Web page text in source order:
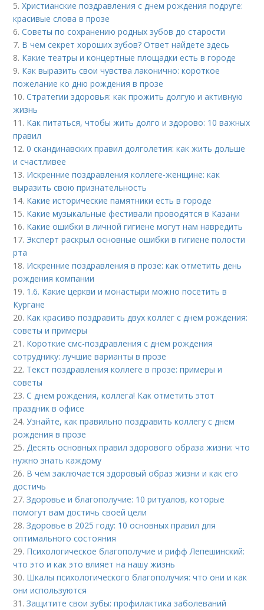
5.Христианские поздравления с днем рождения подруге:
красивые слова в прозе
6.Советы по сохранению родных зубов до старости
7. В чем секрет хороших зубов? Ответ найдете здесь
8. Какие театры и концертные площадки есть в городе
9. Как выразить свои чувства лаконично: короткое
пожелание ко дню рождения в прозе
10.Стратегии здоровья: как прожить долгую и активную
жизнь
11. Как питаться, чтобы жить долго и здорово: 10 важных
правил
12.0 скандинавских правил долголетия: как жить дольше
и счастливее
13. Искренние поздравления коллеге-женщине: как
выразить свою признательность
14. Какие исторические памятники есть в городе
15. Какие музыкальные фестивали проводятся в Казани
16. Какие ошибки в личной гигиене могут нам навредить
17. Эксперт раскрыл основные ошибки в гигиене полости
рта
18. Искренние поздравления в прозе: как отметить день
рождения компании
19. 1.6. Какие церкви и монастыри можно посетить в
Кургане
20. Как красиво поздравить двух коллег с днем рождения:
советы и примеры
21. Короткие смс-поздравления с днём рождения
сотруднику: лучшие варианты в прозе
22. Текст поздравления коллеге в прозе: примеры и
советы
23.С днем рождения, коллега! Как отметить этот
праздник в офисе
24.Узнайте, как правильно поздравить коллегу с днем
рождения в прозе
25.Десять основных правил здорового образа жизни: что
нужно знать каждому
26. В чём заключается здоровый образ жизни и как его
достичь
27.Здоровье и благополучие: 10 ритуалов, которые
помогут вам достичь своей цели
28.Здоровье в 2025 году: 10 основных правил для
оптимального состояния
29. Психологическое благополучие и рифф Лепешинский:
что это и как это влияет на нашу жизнь
30. Шкалы психологического благополучия: что они и как
они используются
31.Защитите свои зубы: профилактика заболеваний